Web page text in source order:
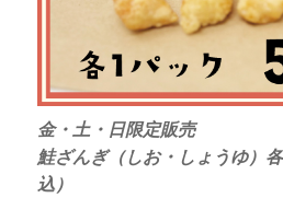
金・土・日限定販売
鮭ざんぎ（しお・しょうゆ）
込）